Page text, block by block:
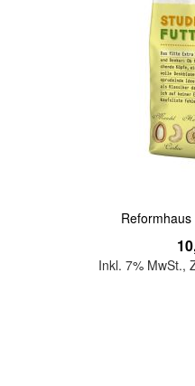
Inkl. 7% MwSt.,